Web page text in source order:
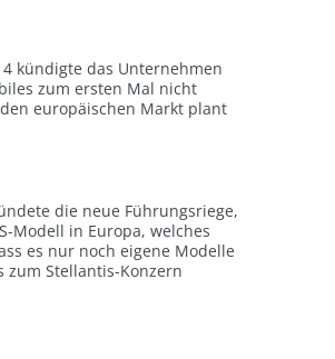
kündigte das Unternehmen
zum ersten Mal nicht
europäischen Markt plant
die neue Führungsriege,
Modell in Europa, welches
es nur noch eigene Modelle
zum Stellantis-Konzern